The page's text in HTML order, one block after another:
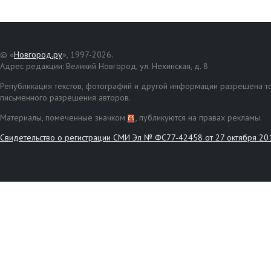
© «Новгород.ру», 1997-2026.
Адрес редакции: Великий Новгород, ул. Нехинская, д. 8
Републикация текстов, фотографий и другой информации разрешена
письменного разрешения авторов.
Материалы, помеченные значком
, публикуются на правах рекламы.
Свидетельство о регистрации СМИ Эл № ФС77-42458 от 27 октября